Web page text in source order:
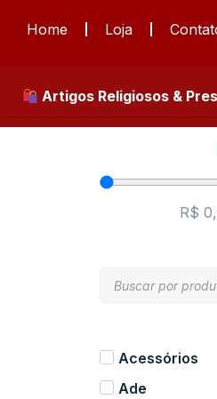
Home Loja
Artigos Religiosos &
R$
Acessórios
Ade